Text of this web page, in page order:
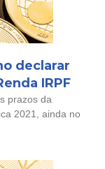
declarar
IRPF
prazos da
2021, ainda no